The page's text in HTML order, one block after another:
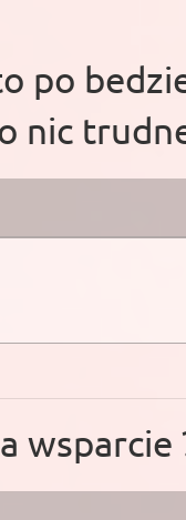
po
nic
wsparcie